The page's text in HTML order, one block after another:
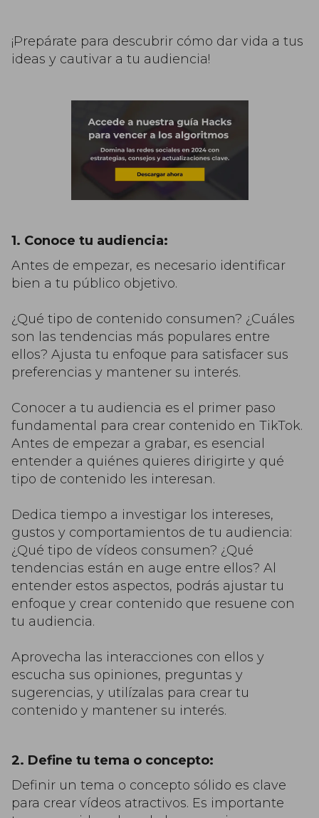
¡Prepárate para descubrir cómo dar vida a tus
ideas y cautivar a tu audiencia!
1. Conoce tu audiencia:
Antes de empezar, es necesario identificar
bien a tu público objetivo.
¿Qué tipo de contenido consumen? ¿Cuáles
son las tendencias más populares entre
ellos? Ajusta tu enfoque para satisfacer sus
preferencias y mantener su interés.
Conocer a tu audiencia es el primer paso
fundamental para crear contenido en TikTok.
Antes de empezar a grabar, es esencial
entender a quiénes quieres dirigirte y qué
tipo de contenido les interesan.
Dedica tiempo a investigar los intereses,
gustos y comportamientos de tu audiencia:
¿Qué tipo de vídeos consumen? ¿Qué
tendencias están en auge entre ellos? Al
entender estos aspectos, podrás ajustar tu
enfoque y crear contenido que resuene con
tu audiencia.
Aprovecha las interacciones con ellos y
escucha sus opiniones, preguntas y
sugerencias, y utilízalas para crear tu
contenido y mantener su interés.
2. Define tu tema o concepto:
Definir un tema o concepto sólido es clave
para crear vídeos atractivos. Es importante